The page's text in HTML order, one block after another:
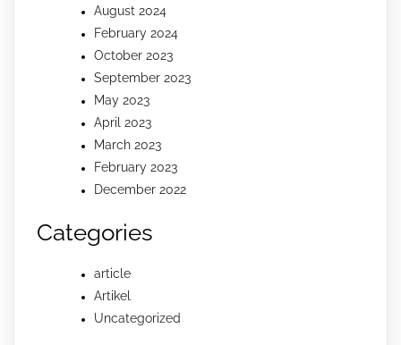
August 2024
February 2024
October 2023
September 2023
May 2023
April 2023
March 2023
February 2023
December 2022
Categories
article
Artikel
Uncategorized